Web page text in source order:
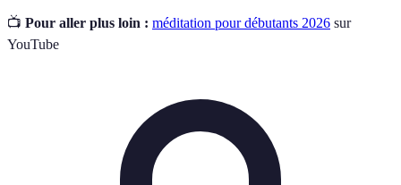
📺 Pour aller plus loin : méditation pour débutants 2026 sur
YouTube